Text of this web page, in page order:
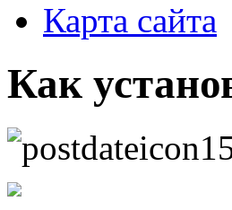
Карта сайта
Как